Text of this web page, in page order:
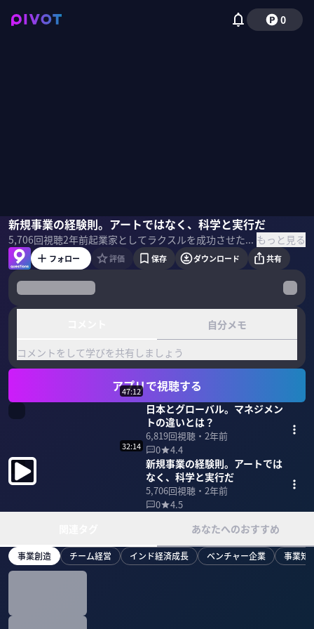
0
新規事業の経験則。アートではなく、科学と実行だ
5,706回視聴2年前 起業家としてラクスルを成功させた松本恭攝氏が、社長を退き、新たに世界を舞台に起業した。初日からグローバルチームを作り、累計179億円を調達。世界でビジネスを拡大する中で感じた、日本とグローバルのマネジメントの違いとは何か？ ＜ゲスト＞ 松本恭攝｜ラクスル会長 ジョーシス社長 1984年富山県生まれ。2008年慶應義塾大学卒業後、A.T.カーニーに入社。2009年ラクスル株式会社を設立、代表取締役CEOに就任。ラクスルは2018年に東証マザーズ（現グロース市場）、19年に東証一部（現プライム市場）に上場。事業の多角化を推進し、15年に物流シェアリング事業「ハコベル」を、20年にTVCM事業「ノバセル」を、21年にITデバイス&SaaSの統合管理システム「ジョーシス」を立ち上げる。 もっと見る
松本恭攝佐々木紀彦
フォロー 評価 保存 ダウンロード 共有
自分メモ
コメントをして学びを共有しましょう
アプリで視聴する
47:12
日本とグローバル。マネジメン
トの違いとは？
6,819回視聴・ 2年前
0
4.4
32:14
新規事業の経験則。アートでは
なく、科学と実行だ
5,706回視聴・ 2年前
0
4.5
あなたへのおすすめ
事業創造 チーム経営 インド経済成長 ベンチャー企業 事業知